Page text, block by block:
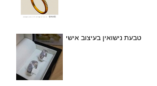
טבעת נישואין בעיצוב אישי